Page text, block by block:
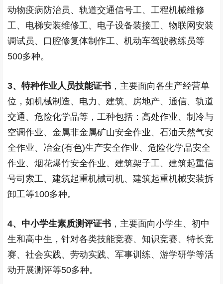
动物疫病防治员、轨道交通信号工、工程机械维修
工、电梯安装维修工、电子设备装接工、物联网安装
调试员、口腔修复体制作工、机动车驾驶教练员等
500多种。
3、特种作业人员技能证书 ，主要面向各生产经营单
位，如机械制造、电力、建筑、房地产、通信、轨道
交通、危险化学品等，工种包括：高处作业、制冷与
空调作业、金属非金属矿山安全作业、石油天然气安
全作业、冶金(有色)生产安全作业、危险化学品安全
作业、烟花爆竹安全作业、建筑架子工、建筑起重信
号司索工、建筑起重机械司机、建筑起重机械安装拆
卸工等100多种。
4、中小学生素质测评证书 ，主要面向小学生、初中
生和高中生，针对各类技能竞赛、知识竞赛、特长竞
赛、社会实践、劳动实践、军事训练、游学研学等活
动开展测评等50多种。